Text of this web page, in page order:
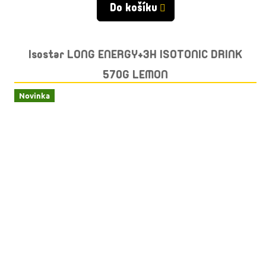
Do košíku
Isostar LONG ENERGY+3H ISOTONIC DRINK
570G LEMON
Novinka